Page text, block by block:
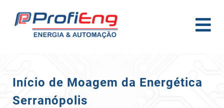
Início de Moagem da Energética
Serranópolis